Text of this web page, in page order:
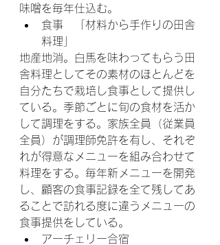
味噌を毎年仕込む。
食事　「材料から手作りの田舎
料理」
地産地消。白馬を味わってもらう田
舎料理としてその素材のほとんどを
自分たちで栽培し食事として提供し
ている。季節ごとに旬の食材を活か
して調理をする。家族全員（従業員
全員）が調理師免許を有し、それぞ
れが得意なメニューを組み合わせて
料理をする。毎年新メニューを開発
し、顧客の食事記録を全て残してあ
ることで訪れる度に違うメニューの
食事提供をしている。
アーチェリー合宿